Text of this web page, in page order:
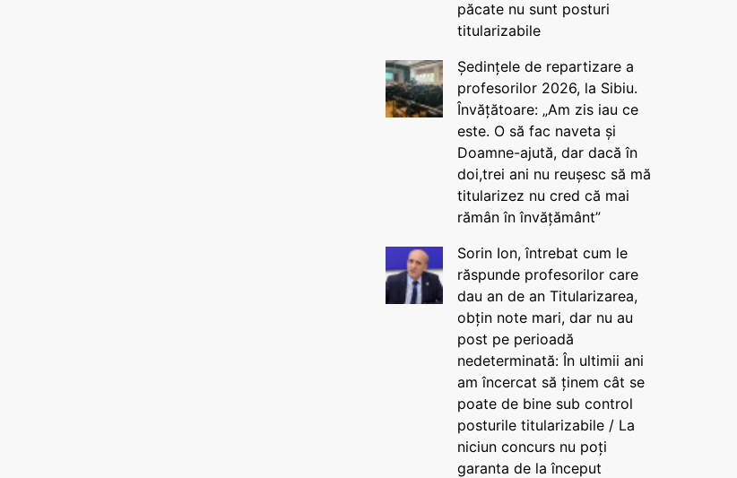
păcate nu sunt posturi
titularizabile
Ședințele de repartizare a
profesorilor 2026, la Sibiu.
Învățătoare: „Am zis iau ce
este. O să fac naveta și
Doamne-ajută, dar dacă în
doi,trei ani nu reușesc să mă
titularizez nu cred că mai
rămân în învățământ”
Sorin Ion, întrebat cum le
răspunde profesorilor care
dau an de an Titularizarea,
obțin note mari, dar nu au
post pe perioadă
nedeterminată: În ultimii ani
am încercat să ținem cât se
poate de bine sub control
posturile titularizabile / La
niciun concurs nu poți
garanta de la început